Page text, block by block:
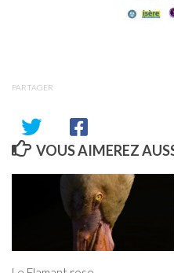
PARTAGER
VOUS AIMEREZ